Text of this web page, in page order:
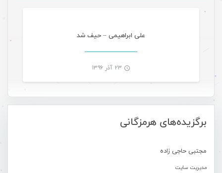
برگزیده‌های هرمزگانی
مجتبی حاجی زاده
مدیریت سایت
علی ابراهیمی – حیف شد
۲۳ آذر ۱۳۹۶